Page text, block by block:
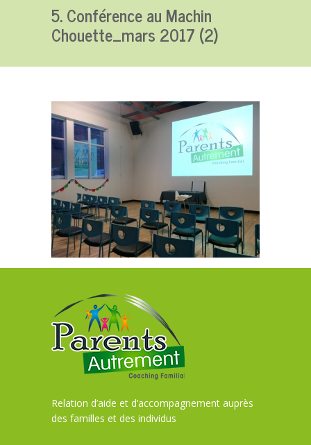
5. Conférence au Machin
Chouette_mars 2017 (2)
Relation d’aide et d’accompagnement auprès
des familles et des individus